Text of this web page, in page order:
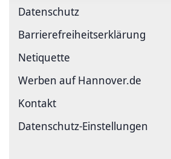
Datenschutz
Barriere­freiheits­erklärung
Netiquette
Werben auf Hannover.de
Kontakt
Datenschutz-Einstellungen